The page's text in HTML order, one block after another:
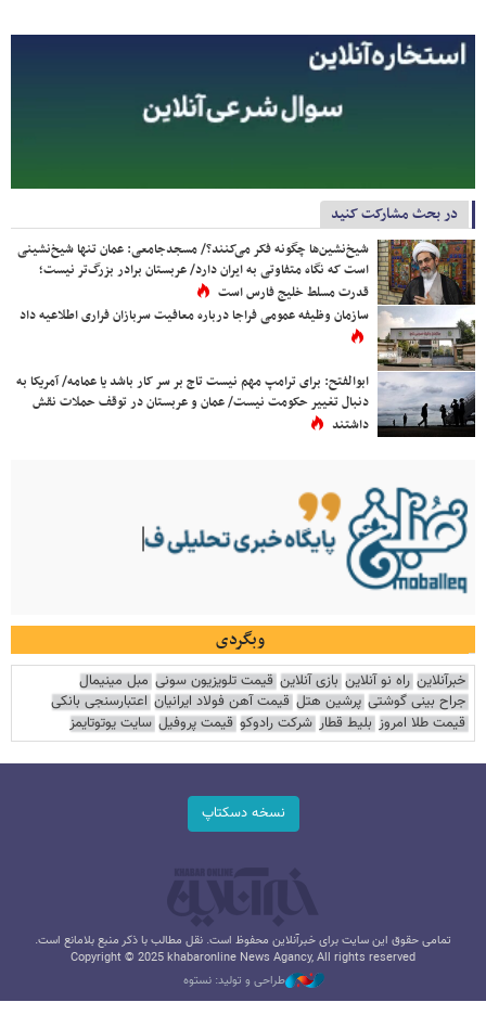
در بحث مشارکت کنید
شیخ‌نشین‌ها چگونه فکر می‌کنند؟/ مسجدجامعی: عمان تنها شیخ‌نشینی
است که نگاه متفاوتی به ایران دارد/ عربستان برادر بزرگ‌تر نیست؛
قدرت مسلط خلیج فارس است
سازمان وظیفه عمومی فراجا درباره معافیت سربازان فراری اطلاعیه داد
ابوالفتح: برای ترامپ مهم نیست تاج بر سر کار باشد یا عمامه/ آمریکا به
دنبال تغییر حکومت نیست/ عمان و عربستان در توقف حملات نقش
داشتند
وبگردی
خبرآنلاین راه نو آنلاین بازی آنلاین قیمت تلویزیون سونی مبل مینیمال
جراح بینی گوشتی پرشین هتل قیمت آهن فولاد ایرانیان اعتبارسنجی بانکی
قیمت طلا امروز بلیط قطار شرکت رادوکو قیمت پروفیل سایت یوتوتایمز
نسخه دسکتاپ
تمامی حقوق این سایت برای خبرآنلاین محفوظ است. نقل مطالب با ذکر منبع بلامانع است.
Copyright © 2025 khabaronline News Agancy, All rights reserved
طراحی و تولید: نستوه